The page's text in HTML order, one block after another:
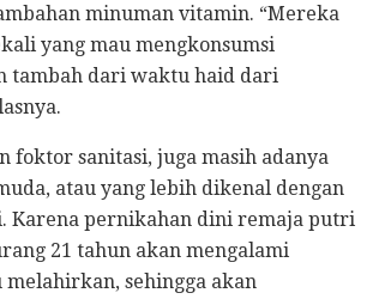
minuman vitamin. “Mereka
yang mau mengkonsumsi
tambah dari waktu haid dari
foktor sanitasi, juga masih adanya
atau yang lebih dikenal dengan
Karena pernikahan dini remaja putri
21 tahun akan mengalami
sehingga akan